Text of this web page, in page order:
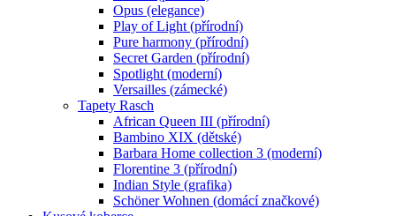
Opus (elegance)
Play of Light (přírodní)
Pure harmony (přírodní)
Secret Garden (přírodní)
Spotlight (moderní)
Versailles (zámecké)
Tapety Rasch
African Queen III (přírodní)
Bambino XIX (dětské)
Barbara Home collection 3 (moderní)
Florentine 3 (přírodní)
Indian Style (grafika)
Schöner Wohnen (domácí značkové)